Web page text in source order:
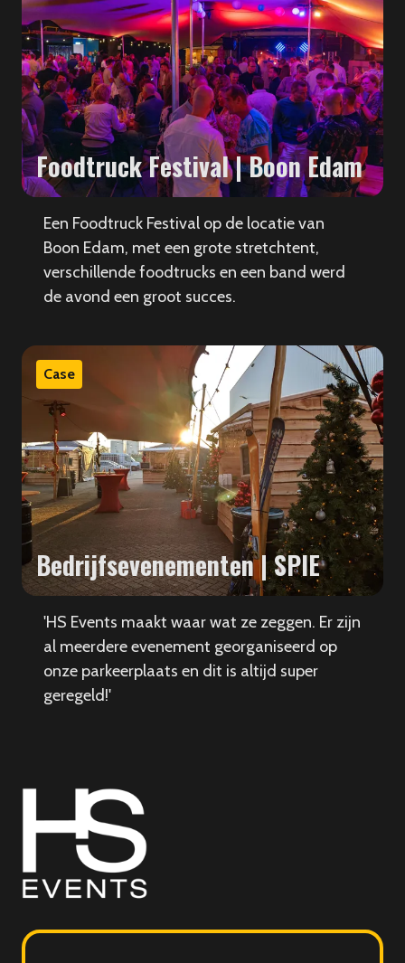
Foodtruck Festival | Boon Edam
Een Foodtruck Festival op de locatie van
Boon Edam, met een grote stretchtent,
verschillende foodtrucks en een band werd
de avond een groot succes.
Case
Bedrijfsevenementen | SPIE
'HS Events maakt waar wat ze zeggen. Er zijn
al meerdere evenement georganiseerd op
onze parkeerplaats en dit is altijd super
geregeld!'